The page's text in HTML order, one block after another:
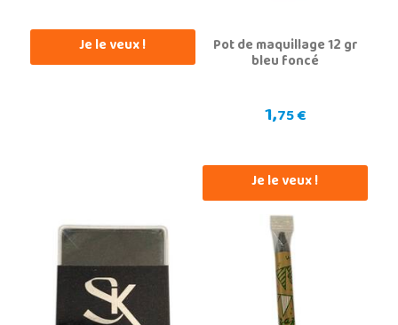
Je le veux ! Pot de maquillage 12 gr
bleu foncé
1,75 €
Je le veux !